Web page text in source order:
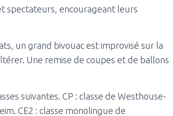
spectateurs, encourageant leurs
un grand bivouac est improvisé sur la
Une remise de coupes et de ballons
suivantes. CP : classe de Westhouse-
CE2 : classe monolingue de